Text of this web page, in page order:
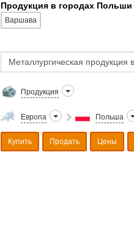
Продукция в городах Польши
Варшава
Продукция
Европа Польша
Купить Продать Цены